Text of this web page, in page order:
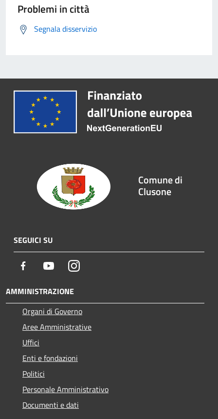
Problemi in città
Segnala disservizio
Comune di
Clusone
SEGUICI SU
Facebook YoutubeInstagram
AMMINISTRAZIONE
Organi di Governo
Aree Amministrative
Uffici
Enti e fondazioni
Politici
Personale Amministrativo
Documenti e dati